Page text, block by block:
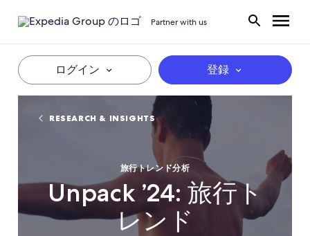
Partner with us
ログイン 登録
RESEARCH & INSIGHTS
旅行トレンド分析
Unpack ’24: 旅行ト
レンド